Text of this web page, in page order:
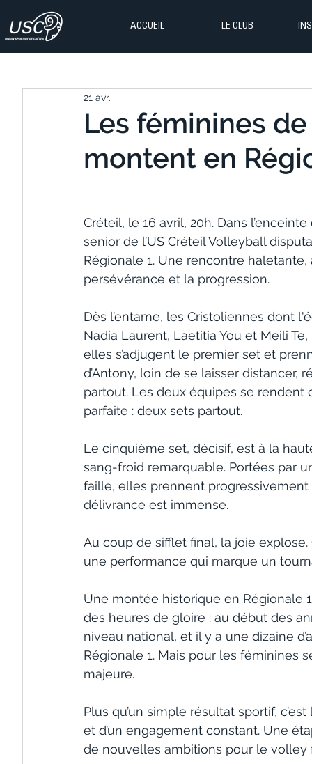
ACCUEIL LE CLUB
Les féminines
montent en
21 avr.
Créteil, le 16 avril, 20h. Dans
senior de l’US Créteil Volleyball
Régionale 1. Une rencontre haletante,
persévérance et la progression.
Dès l’entame, les Cristoliennes dont
Nadia Laurent, Laetitia You et Meili
elles s’adjugent le premier set et
d’Antony, loin de se laisser
partout. Les deux équipes se rendent
parfaite : deux sets partout.
Le cinquième set, décisif, est à la
sang-froid remarquable. Portées par
faille, elles prennent progressivement
délivrance est immense.
Au coup de sifflet final, la joie
une performance qui marque un
Une montée historique en Régionale
des heures de gloire : au début des
niveau national, et il y a une dizaine
Régionale 1. Mais pour les
majeure.
Plus qu’un simple résultat sportif,
et d’un engagement constant. Une
de nouvelles ambitions pour le volley